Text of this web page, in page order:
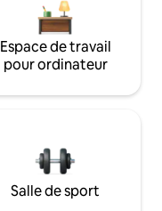
Espace de travail
pour ordinateur
Salle de sport